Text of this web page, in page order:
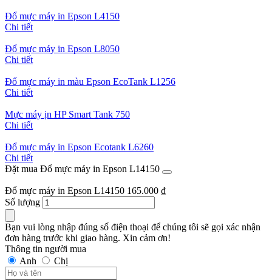
Đổ mực máy in Epson L4150
Chi tiết
Đổ mực máy in Epson L8050
Chi tiết
Đổ mực máy in màu Epson EcoTank L1256
Chi tiết
Mực máy ịn HP Smart Tank 750
Chi tiết
Đổ mực máy in Epson Ecotank L6260
Chi tiết
Đặt mua Đổ mực máy in Epson L14150
Đổ mực máy in Epson L14150 165.000 ₫
Số lượng
Bạn vui lòng nhập đúng số điện thoại để chúng tôi sẽ gọi xác nhận
đơn hàng trước khi giao hàng. Xin cảm ơn!
Thông tin người mua
Anh
Chị